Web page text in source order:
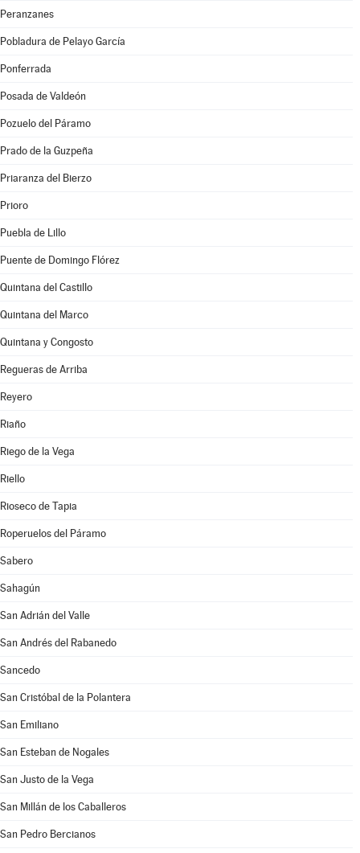
Peranzanes
Pobladura de Pelayo García
Ponferrada
Posada de Valdeón
Pozuelo del Páramo
Prado de la Guzpeña
Priaranza del Bierzo
Prioro
Puebla de Lillo
Puente de Domingo Flórez
Quintana del Castillo
Quintana del Marco
Quintana y Congosto
Regueras de Arriba
Reyero
Riaño
Riego de la Vega
Riello
Rioseco de Tapia
Roperuelos del Páramo
Sabero
Sahagún
San Adrián del Valle
San Andrés del Rabanedo
Sancedo
San Cristóbal de la Polantera
San Emiliano
San Esteban de Nogales
San Justo de la Vega
San Millán de los Caballeros
San Pedro Bercianos